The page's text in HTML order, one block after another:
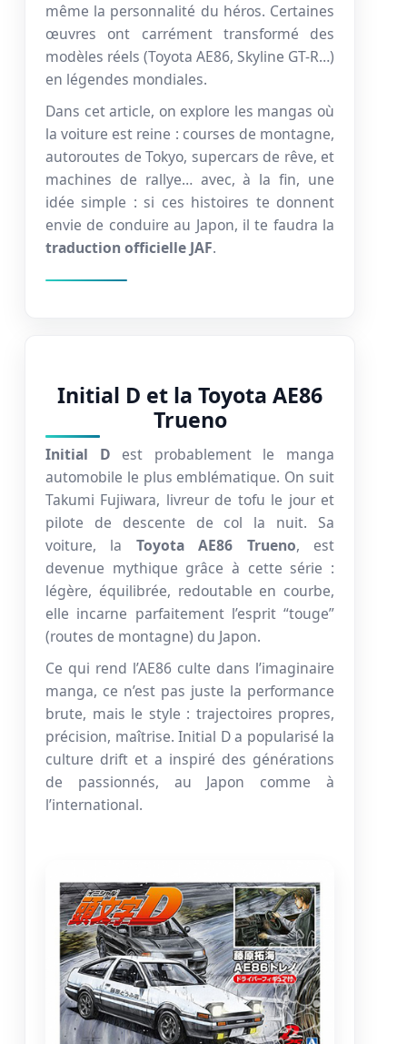
même la personnalité du héros. Certaines
œuvres ont carrément transformé des
modèles réels (Toyota AE86, Skyline GT-R…)
en légendes mondiales.
Dans cet article, on explore les mangas où
la voiture est reine : courses de montagne,
autoroutes de Tokyo, supercars de rêve, et
machines de rallye… avec, à la fin, une
idée simple : si ces histoires te donnent
envie de conduire au Japon, il te faudra la
traduction officielle JAF.
Initial D et la Toyota AE86
Trueno
Initial D est probablement le manga
automobile le plus emblématique. On suit
Takumi Fujiwara, livreur de tofu le jour et
pilote de descente de col la nuit. Sa
voiture, la Toyota AE86 Trueno, est
devenue mythique grâce à cette série :
légère, équilibrée, redoutable en courbe,
elle incarne parfaitement l’esprit “touge”
(routes de montagne) du Japon.
Ce qui rend l’AE86 culte dans l’imaginaire
manga, ce n’est pas juste la performance
brute, mais le style : trajectoires propres,
précision, maîtrise. Initial D a popularisé la
culture drift et a inspiré des générations
de passionnés, au Japon comme à
l’international.